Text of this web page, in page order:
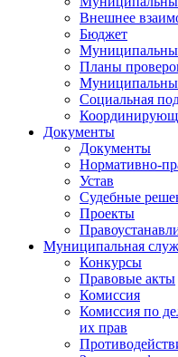
Внешнее
Бюджет
Планы
Социальная
Документы
Документы
Нормативно-
Устав
Судебные
Проекты
Муниципальная
Конкурсы
Правовые акты
Комиссия
Комиссия по
их прав